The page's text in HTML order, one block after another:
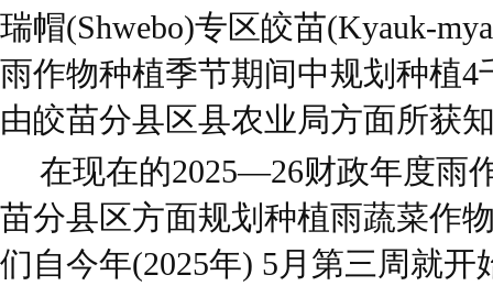
瑞帽(Shwebo)专区皎苗(Kyauk-
雨作物种植季节期间中规划种植
由皎苗分县区县农业局方面所获
在现在的2025—26财政年度雨
苗分县区方面规划种植雨蔬菜作
们自今年(2025年) 5月第三周就开